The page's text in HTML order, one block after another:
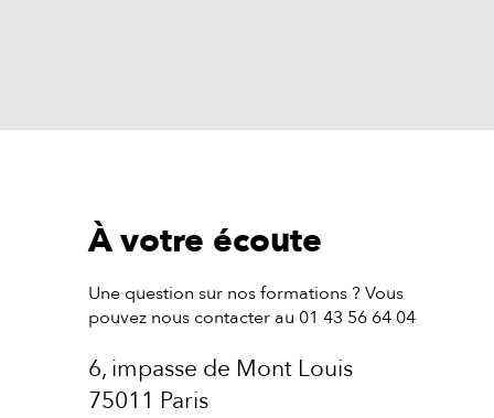
À votre écoute
Une question sur nos formations ? Vous
pouvez nous contacter au 01 43 56 64 04
6, impasse de Mont Louis
75011 Paris